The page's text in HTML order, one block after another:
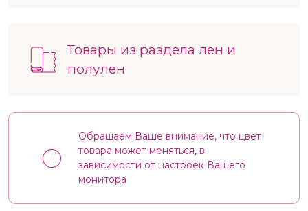
Товары из раздела лен и
полулен
Обращаем Ваше внимание, что цвет
товара может меняться, в
зависимости от настроек Вашего
монитора